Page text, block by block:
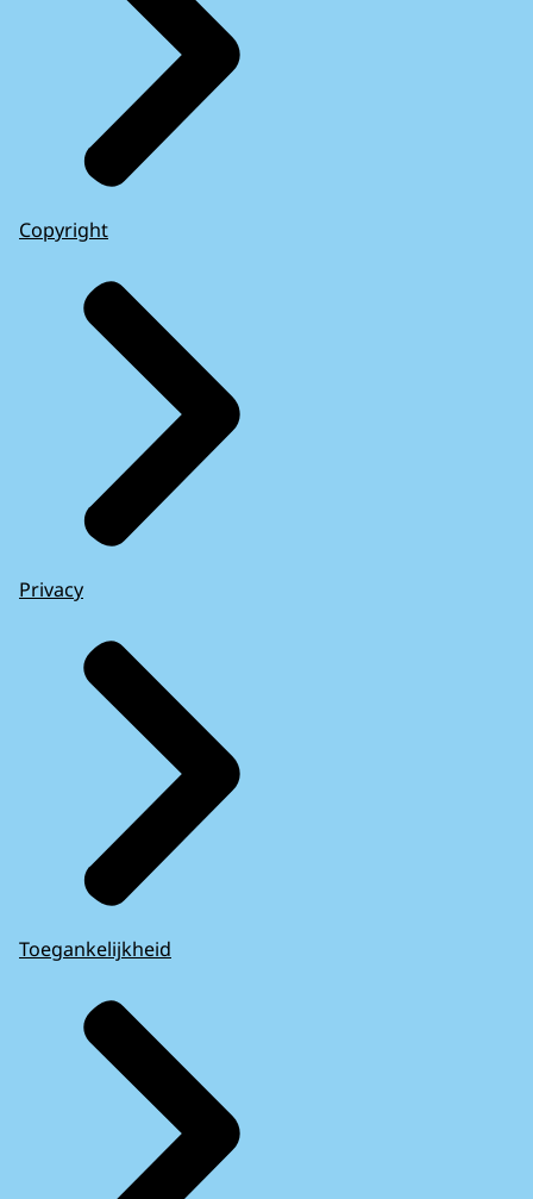
Copyright
Privacy
Toegankelijkheid